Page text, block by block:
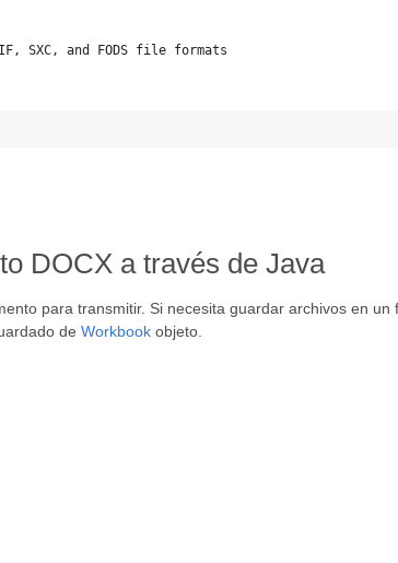
SXC, and FODS file formats
DOCX a través de Java
para transmitir. Si necesita guardar archivos en
de Workbook objeto.